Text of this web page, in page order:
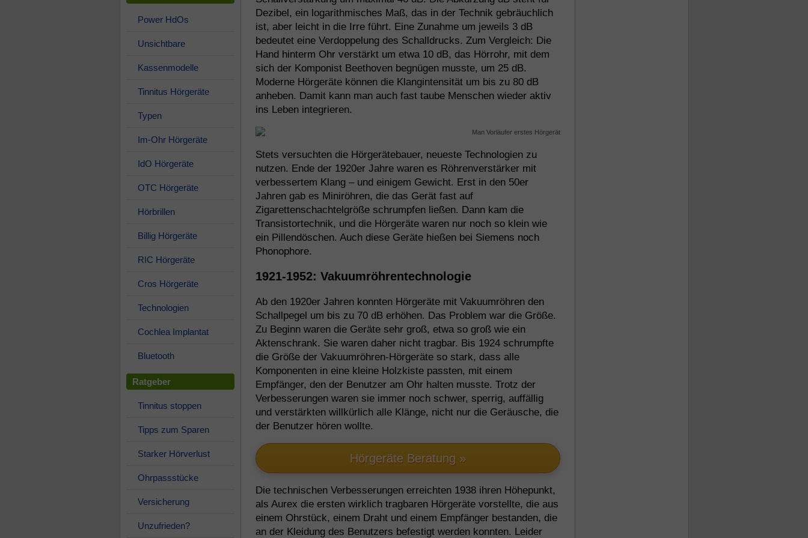
Dezibel, ein logarithmisches Maß, das in der Technik gebräuchlich
ist, aber leicht in die Irre führt. Eine Zunahme um jeweils 3 dB
bedeutet eine Verdoppelung des Schalldrucks. Zum Vergleich: Die
Hand hinterm Ohr verstärkt um etwa 10 dB, das Hörrohr, mit dem
sich der Komponist Beethoven begnügen musste, um 25 dB.
Moderne Hörgeräte können die Klangintensität um bis zu 80 dB
anheben. Damit kann man auch fast taube Menschen wieder aktiv
ins Leben integrieren.
Stets versuchten die Hörgerätebauer, neueste Technologien zu
nutzen. Ende der 1920er Jahre waren es Röhrenverstärker mit
verbessertem Klang – und einigem Gewicht. Erst in den 50er
Jahren gab es Miniröhren, die das Gerät fast auf
Zigarettenschachtelgröße schrumpfen ließen. Dann kam die
Transistortechnik, und die Hörgeräte waren nur noch so klein wie
ein Pillendöschen. Auch diese Geräte hießen bei Siemens noch
Phonophore.
1921-1952: Vakuumröhrentechnologie
Ab den 1920er Jahren konnten Hörgeräte mit Vakuumröhren den
Schallpegel um bis zu 70 dB erhöhen. Das Problem war die Größe.
Zu Beginn waren die Geräte sehr groß, etwa so groß wie ein
Aktenschrank. Sie waren daher nicht tragbar. Bis 1924 schrumpfte
die Größe der Vakuumröhren-Hörgeräte so stark, dass alle
Komponenten in eine kleine Holzkiste passten, mit einem
Empfänger, den der Benutzer am Ohr halten musste. Trotz der
Verbesserungen waren sie immer noch schwer, sperrig, auffällig
und verstärkten willkürlich alle Klänge, nicht nur die Geräusche, die
der Benutzer hören wollte.
Hörgeräte Beratung »
Die technischen Verbesserungen erreichten 1938 ihren Höhepunkt,
als Aurex die ersten wirklich tragbaren Hörgeräte vorstellte, die aus
einem Ohrstück, einem Draht und einem Empfänger bestanden, die
an der Kleidung des Benutzers befestigt werden konnten. Leider
Power HdOs
Unsichtbare
Kassenmodelle
Tinnitus Hörgeräte
Typen
Im-Ohr Hörgeräte
IdO Hörgeräte
OTC Hörgeräte
Hörbrillen
Billig Hörgeräte
RIC Hörgeräte
Cros Hörgeräte
Technologien
Cochlea Implantat
Bluetooth
Ratgeber
Tinnitus stoppen
Tipps zum Sparen
Starker Hörverlust
Ohrpassstücke
Versicherung
Unzufrieden?